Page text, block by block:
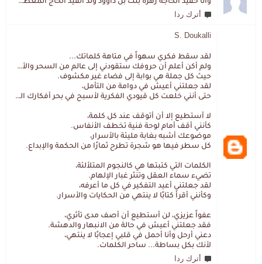
وأنا حفيد الحاجة زهرة بنت بن داوود ولد القيد الحاج المعطي المزمزي . ولا نمتلك من إرثه شيئا .
أترك ردا
S. Doukalli
لقد سقط فكري سهواً في متاهة كلماتك...
ولم أكن أعلم أن حروفك ستقودني إلى عالم من السحر والألغاز،
حيث كل جملة هي بوابة إلى فضاء غير مكشوف.
لقد جعلتني أعيش في دوامة من التأمل،
حتى أنني خلعت كل قيودي الفكرية لأسبح في بحر أفكارك العميق.
لا أستطيع إلا أن أتوقف عند كل كلمة،
كأنني أقف أمام لوحة فنية تخطف الأنفاس.
موضوعك أشبه بغابة مليئة بالأسرار،
كل سطر فيها هو شجرة تطرح ثمارًا من الحكمة والإبداع.
الكلمات التي كتبتها هي كالنجوم المتلألئة،
تضيء سماء العقل وتنثر غبار الإلهام.
لقد جعلتني أعيد التفكير في كل ما أعرفه،
وكأنني أقرأ كتابًا لا ينتهي من الحكايات والأسرار.
عفواً عزيزي، لن أستطيع أن أصف مدى تأثري،
فقد جعلتني أعيش في حالة من الانبهار والدهشة.
دعني أرحل وأنا أحمل في قلبي إعجابًا لا ينتهي،
لأنك بكل بساطة... ساحر الكلمات.
أترك ردا